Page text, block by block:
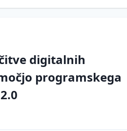
digitalnih
programskega